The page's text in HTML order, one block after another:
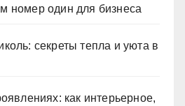
номер один для бизнеса
секреты тепла и уюта в
как интерьерное,